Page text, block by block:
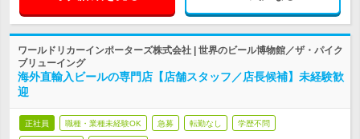
ワールドリカーインポーターズ株式会社 | 世界のビール博物館／ザ・パイク
ブリューイング
海外直輸入ビールの専門店【店舗スタッフ／店長候補】未経験歓
迎
正社員 職種・業種未経験OK 急募 転勤なし 学歴不問